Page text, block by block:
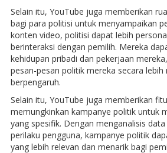
Selain itu, YouTube juga memberikan
bagi para politisi untuk menyampaikan
konten video, politisi dapat lebih
berinteraksi dengan pemilih. Mereka
kehidupan pribadi dan pekerjaan
pesan-pesan politik mereka secara lebih
berpengaruh.
Selain itu, YouTube juga memberikan
memungkinkan kampanye politik untuk
yang spesifik. Dengan menganalisis
perilaku pengguna, kampanye politik
yang lebih relevan dan menarik bagi